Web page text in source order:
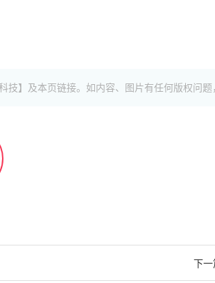
】及本页链接。如内容、图片有任何版权问题
下